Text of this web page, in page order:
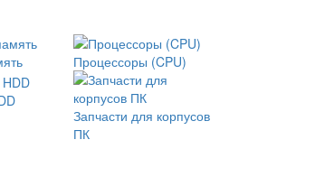
Процессоры (CPU)
Запчасти для корпусов
ПК